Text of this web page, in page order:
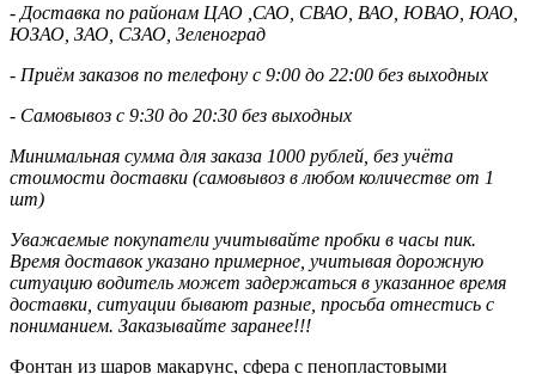
- Доставка по районам ЦАО ,САО, СВАО, ВАО, ЮВАО, ЮАО,
ЮЗАО, ЗАО, СЗАО, Зеленоград
- Приём заказов по телефону с 9:00 до 22:00 без выходных
- Самовывоз с 9:30 до 20:30 без выходных
Минимальная сумма для заказа 1000 рублей, без учёта
стоимости доставки (самовывоз в любом количестве от 1
шт)
Уважаемые покупатели учитывайте пробки в часы пик.
Время доставок указано примерное, учитывая дорожную
ситуацию водитель может задержаться в указанное время
доставки, ситуации бывают разные, просьба отнестись с
пониманием. Заказывайте заранее!!!
Фонтан из шаров макарунс, сфера с пенопластовыми